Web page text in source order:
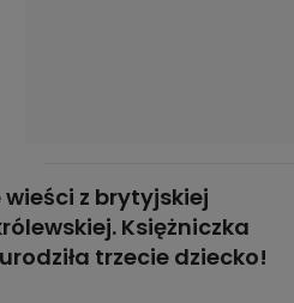
wieści z brytyjskiej
Księżniczka
trzecie dziecko!